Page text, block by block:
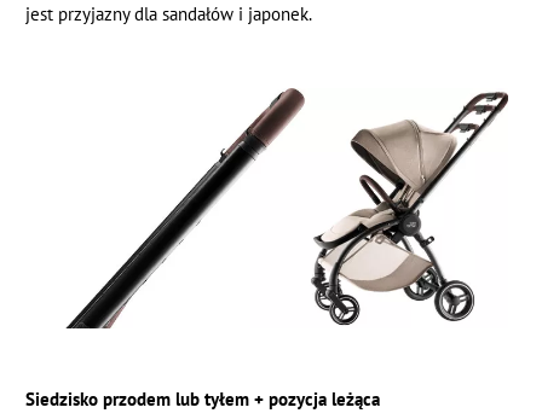
jest przyjazny dla sandałów i japonek.
Siedzisko przodem lub tyłem + pozycja leżąca